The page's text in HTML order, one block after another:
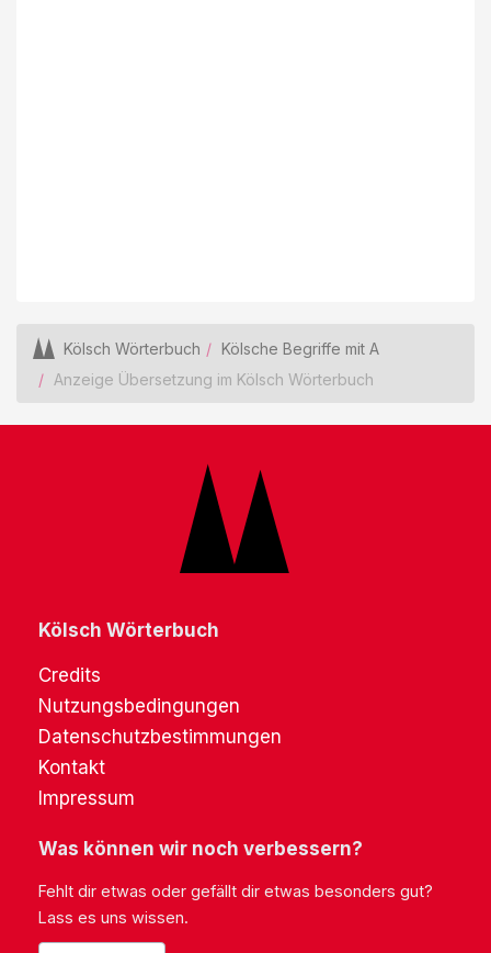
Kölsch Wörterbuch
Kölsche Begriffe mit A
Anzeige Übersetzung im Kölsch Wörterbuch
Kölsch Wörterbuch
Credits
Nutzungsbedingungen
Datenschutzbestimmungen
Kontakt
Impressum
Was können wir noch verbessern?
Fehlt dir etwas oder gefällt dir etwas besonders gut?
Lass es uns wissen.